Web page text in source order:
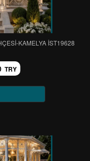
KAMELYA IST19628
TRY